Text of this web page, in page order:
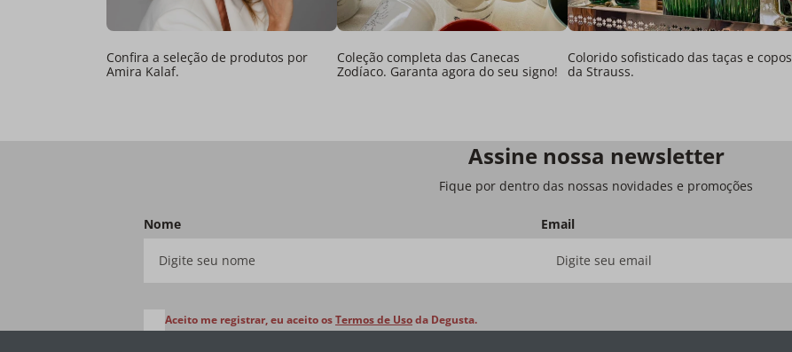
Confira a seleção de produtos por
Amira Kalaf.
Coleção completa das Canecas
Zodíaco. Garanta agora do seu signo!
Colorido sofisticado das taças e copos
da Strauss.
Assine nossa newsletter
Fique por dentro das nossas novidades e promoções
Nome Email
Aceito me registrar, eu aceito osTermos de Usoda Degusta.